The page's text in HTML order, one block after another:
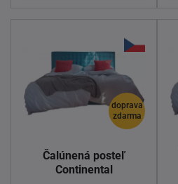
doprava
zdarma
Čalúnená posteľ
Continental